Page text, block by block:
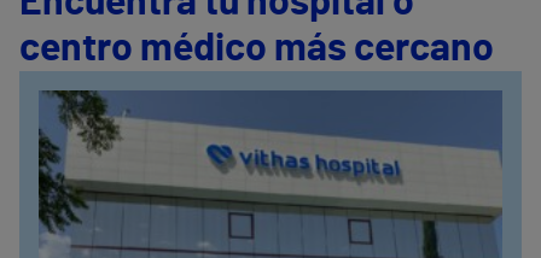
centro médico más cercano